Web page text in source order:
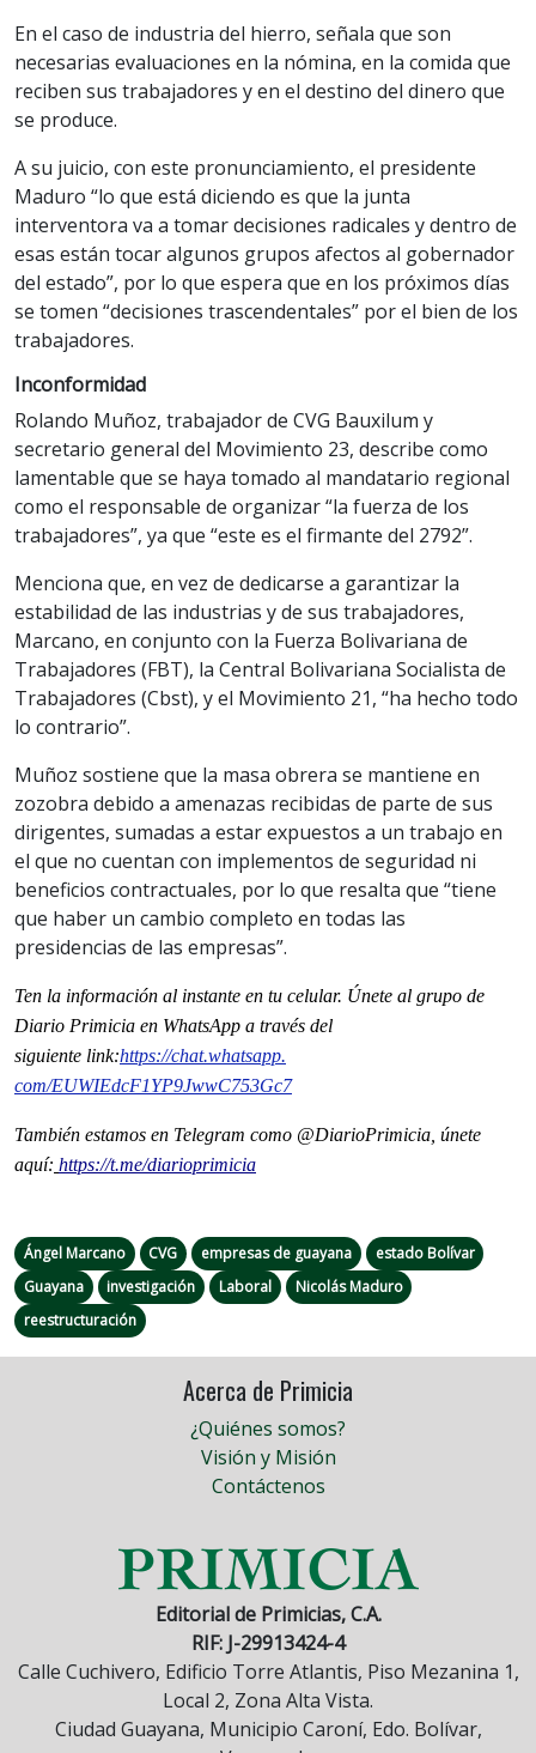
En el caso de industria del hierro, señala que son
necesarias evaluaciones en la nómina, en la comida que
reciben sus trabajadores y en el destino del dinero que
se produce.
A su juicio, con este pronunciamiento, el presidente
Maduro “lo que está diciendo es que la junta
interventora va a tomar decisiones radicales y dentro de
esas están tocar algunos grupos afectos al gobernador
del estado”, por lo que espera que en los próximos días
se tomen “decisiones trascendentales” por el bien de los
trabajadores.
Inconformidad
Rolando Muñoz, trabajador de CVG Bauxilum y
secretario general del Movimiento 23, describe como
lamentable que se haya tomado al mandatario regional
como el responsable de organizar “la fuerza de los
trabajadores”, ya que “este es el firmante del 2792”.
Menciona que, en vez de dedicarse a garantizar la
estabilidad de las industrias y de sus trabajadores,
Marcano, en conjunto con la Fuerza Bolivariana de
Trabajadores (FBT), la Central Bolivariana Socialista de
Trabajadores (Cbst), y el Movimiento 21, “ha hecho todo
lo contrario”.
Muñoz sostiene que la masa obrera se mantiene en
zozobra debido a amenazas recibidas de parte de sus
dirigentes, sumadas a estar expuestos a un trabajo en
el que no cuentan con implementos de seguridad ni
beneficios contractuales, por lo que resalta que “tiene
que haber un cambio completo en todas las
presidencias de las empresas”.
Ten la información al instante en tu celular. Únete al grupo de
Diario Primicia en WhatsApp a través del
siguiente link:https://chat.whatsapp.
com/EUWIEdcF1YP9JwwC753Gc7
También estamos en Telegram como @DiarioPrimicia, únete
aquí: https://t.me/diarioprimicia
Ángel Marcano CVG empresas de guayana
estado Bolívar
Guayana
investigación Laboral
Nicolás Maduro
reestructuración
Acerca de Primicia
¿Quiénes somos?
Visión y Misión
Contáctenos
Editorial de Primicias, C.A.
RIF: J-29913424-4
Calle Cuchivero, Edificio Torre Atlantis, Piso Mezanina 1,
Local 2, Zona Alta Vista.
Ciudad Guayana, Municipio Caroní, Edo. Bolívar,